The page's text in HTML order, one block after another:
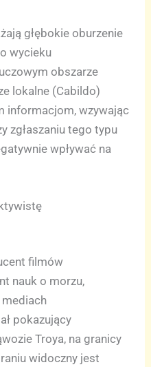
głębokie oburzenie
wycieku
obszarze
lokalne (Cabildo)
informacjom, wzywając
zgłaszaniu tego typu
wpływać na
filmów
nauk o morzu,
pokazujący
Troya, na granicy
widoczny jest